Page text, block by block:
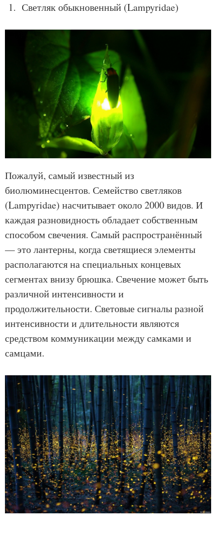
1. Светляк обыкновенный (Lampyridae)
Пожалуй, самый известный из
биолюминесцентов. Семейство светляков
(Lampyridae) насчитывает около 2000 видов. И
каждая разновидность обладает собственным
способом свечения. Самый распространённый
— это лантерны, когда светящиеся элементы
располагаются на специальных концевых
сегментах внизу брюшка. Свечение может быть
различной интенсивности и
продолжительности. Световые сигналы разной
интенсивности и длительности являются
средством коммуникации между самками и
самцами.